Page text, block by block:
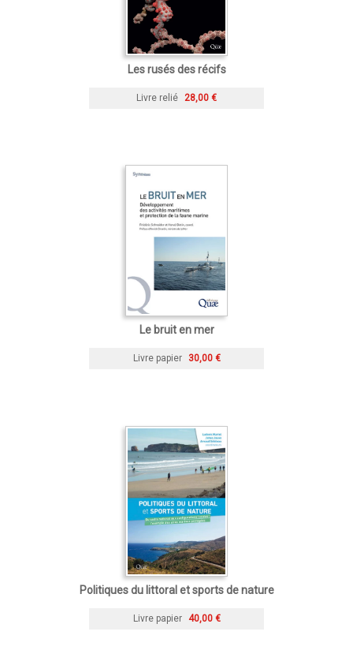
Les rusés des récifs
Livre relié 28,00 €
Le bruit en mer
Livre papier 30,00 €
Politiques du littoral et sports de nature
Livre papier 40,00 €